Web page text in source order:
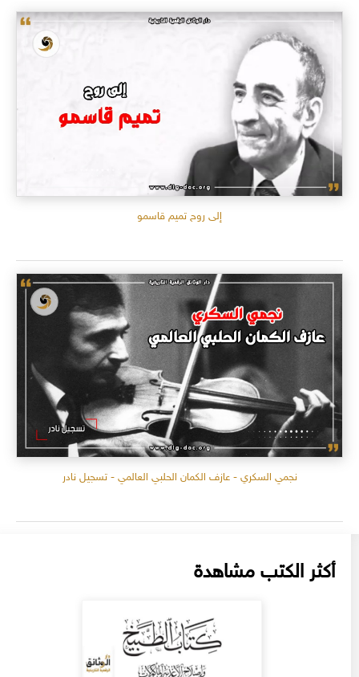
إلى روح تميم قاسمو
نجمي السكري - عازف الكمان الحلبي العالمي - تسجيل نادر
أكثر الكتب مشاهدة